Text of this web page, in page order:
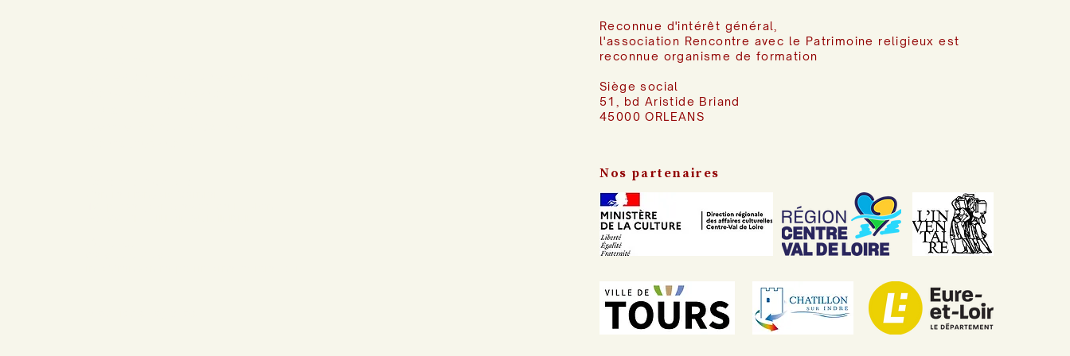
Reconnue d'intérêt général,
l'association Rencontre avec le Patrimoine religieux est
reconnue organisme de formation
Siège social
51, bd Aristide Briand
45000 ORLEANS
Nos partenaires